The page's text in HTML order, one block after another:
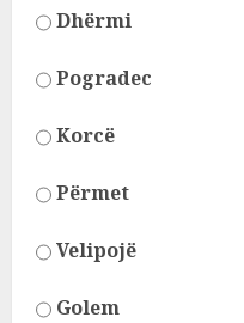
Dhërmi
Pogradec
Korcë
Përmet
Velipojë
Golem